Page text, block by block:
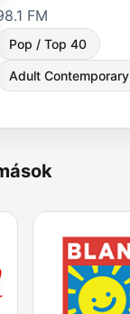
FM
Pop / Top 40
Adult Contemporary